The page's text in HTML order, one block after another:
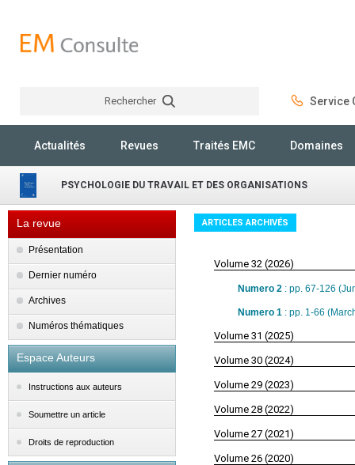
Rechercher Service
Actualités Revues Traités EMC Domaines
PSYCHOLOGIE DU TRAVAIL ET DES ORGANISATIONS
La revue
Présentation
Dernier numéro
Archives
Numéros thématiques
Espace Auteurs
Instructions aux auteurs
Soumettre un article
Droits de reproduction
ARTICLES ARCHIVÉS
Volume 32 (2026)
Numero 2 : pp. 67-126
Numero 1 : pp. 1-66
Volume 31 (2025)
Volume 30 (2024)
Volume 29 (2023)
Volume 28 (2022)
Volume 27 (2021)
Volume 26 (2020)